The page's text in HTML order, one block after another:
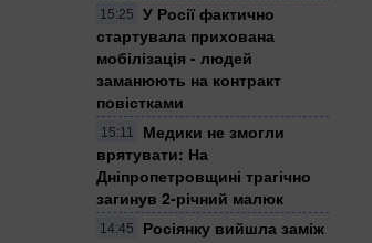
15:25
У Росії фактично
стартувала прихована
мобілізація - людей
заманюють на контракт
повістками
15:11
Медики не змогли
врятувати: На
Дніпропетровщині трагічно
загинув 2-річний малюк
14:45
Росіянку вийшла заміж